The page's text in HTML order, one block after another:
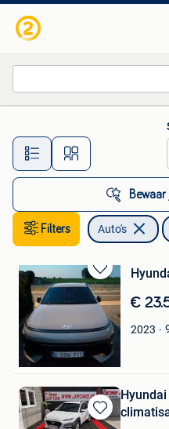
Alle
Filters Auto's
Bewaren
in
Mijn
Favorieten
€
2023
C T
Bocholt
Bewaren